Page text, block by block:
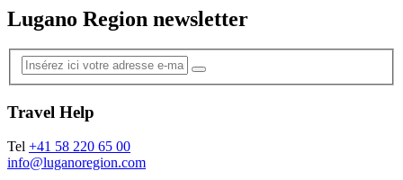
Lugano Region newsletter
Travel Help
Tel +41 58 220 65 00
info@luganoregion.com